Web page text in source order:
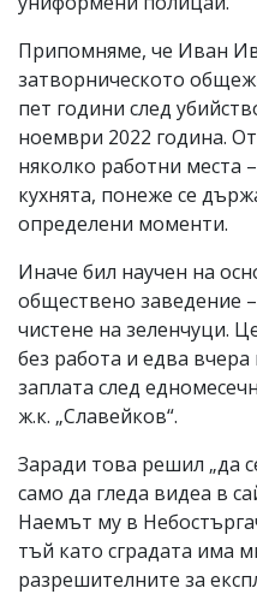
Припомняме, че Иван
затворническото
пет години след
ноември 2022 година.
няколко работни места
кухнята, понеже се
определени моменти.
Иначе бил научен на
обществено заведение
чистене на зеленчуци.
без работа и едва
заплата след
ж.к. „Славейков“.
Заради това решил „да
само да гледа видеа в
Наемът му в
тъй като сградата има
разрешителните за